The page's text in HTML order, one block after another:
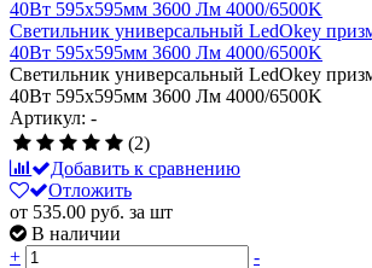
Светильник универсальный LedOkey
40Вт 595х595мм 3600 Лм 4000/6500K
Светильник универсальный LedOkey
40Вт 595х595мм 3600 Лм 4000/6500K
Артикул: -
(2)
Добавить к сравнению
Отложить
от 535.00 руб. за шт
В наличии
+
-